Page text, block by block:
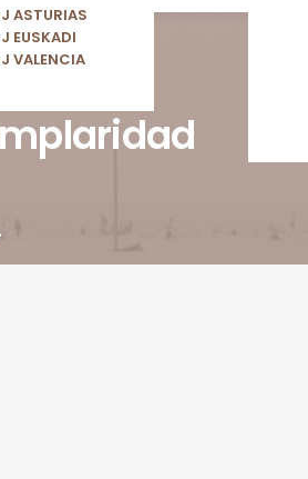
ASTURIAS
EUSKADI
VALENCIA